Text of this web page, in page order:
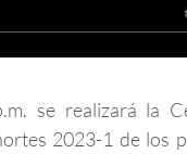
se realizará la
2023-1 de los